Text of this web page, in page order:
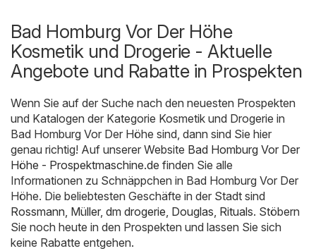
Bad Homburg Vor Der Höhe
Kosmetik und Drogerie - Aktuelle
Angebote und Rabatte in Prospekten
Wenn Sie auf der Suche nach den neuesten Prospekten
und Katalogen der Kategorie Kosmetik und Drogerie in
Bad Homburg Vor Der Höhe sind, dann sind Sie hier
genau richtig! Auf unserer Website Bad Homburg Vor Der
Höhe - Prospektmaschine.de finden Sie alle
Informationen zu Schnäppchen in Bad Homburg Vor Der
Höhe. Die beliebtesten Geschäfte in der Stadt sind
Rossmann, Müller, dm drogerie, Douglas, Rituals. Stöbern
Sie noch heute in den Prospekten und lassen Sie sich
keine Rabatte entgehen.